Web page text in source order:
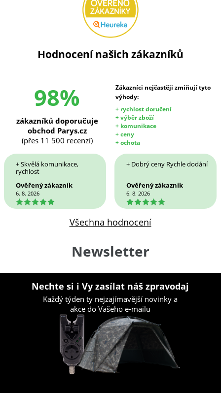
Hodnocení našich zákazníků
98%
Zákazníci nejčastěji zmiňují tyto
výhody:
+ rychlost doručení
+ výběr zboží
+ komunikace
+ ceny
+ ochota
zákazníků doporučuje
obchod Parys.cz
(přes 11 500 recenzí)
+ Skvělá komunikace,
rychlost
Ověřený zákazník
6. 8. 2026
5
+ Dobrý ceny Rychle dodání
Ověřený zákazník
6. 8. 2026
5
Všechna hodnocení
Newsletter
Nechte si i Vy zasílat náš zpravodaj
Každý týden ty nejzajímavější novinky a
akce do Vašeho e-mailu